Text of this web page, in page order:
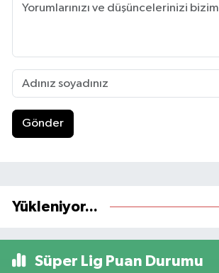
Gönder
Yükleniyor...
Süper Lig Puan Durumu